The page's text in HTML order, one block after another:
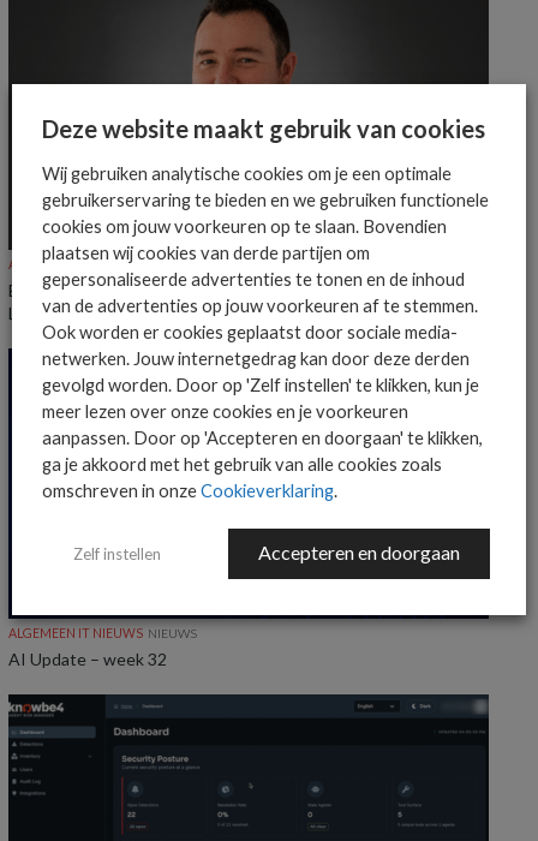
ALGEMEEN IT NIEUWS NIEUWS
Everpure benoemt Craig Robertson tot Head of Partners EMEA en
LatAm
ALGEMEEN IT NIEUWS NIEUWS
AI Update – week 32
Deze website maakt gebruik van cookies
Wij gebruiken analytische cookies om je een optimale
gebruikerservaring te bieden en we gebruiken functionele
cookies om jouw voorkeuren op te slaan. Bovendien
plaatsen wij cookies van derde partijen om
gepersonaliseerde advertenties te tonen en de inhoud
van de advertenties op jouw voorkeuren af te stemmen.
Ook worden er cookies geplaatst door sociale media-
netwerken. Jouw internetgedrag kan door deze derden
gevolgd worden. Door op 'Zelf instellen' te klikken, kun je
meer lezen over onze cookies en je voorkeuren
aanpassen. Door op 'Accepteren en doorgaan' te klikken,
ga je akkoord met het gebruik van alle cookies zoals
omschreven in onzeCookieverklaring.
Zelf instellen Accepteren en doorgaan